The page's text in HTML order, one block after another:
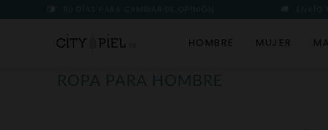
90 DÍAS PARA CAMBIAR DE OPINIÓN ENVÍO
HOMBRE MUJER
ROPA PARA HOMBRE